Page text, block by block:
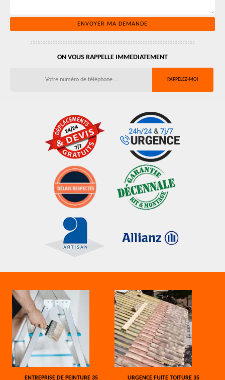
ON VOUS RAPPELLE IMMEDIATEMENT
ENTREPRISE DE PEINTURE 35 URGENCE FUITE TOITURE 35